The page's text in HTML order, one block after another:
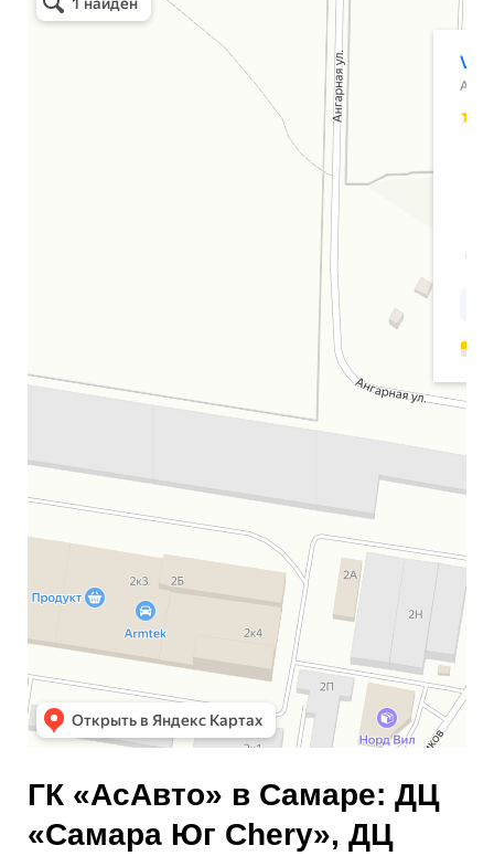
ГК «АсАвто» в Самаре: ДЦ
«Самара Юг Chery», ДЦ